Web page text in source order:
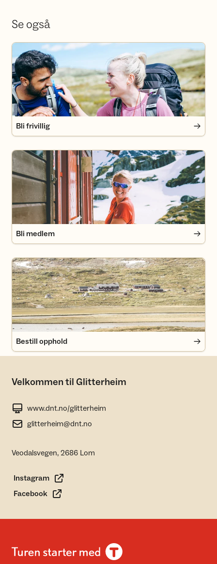
Se også
Bli frivillig
Bli frivillig
Bli medlem
Bli medlem
Bestill opphold
Bestill opphold
Velkommen til Glitterheim
www.dnt.no/glitterheim
glitterheim@dnt.no
Veodalsvegen, 2686 Lom
Instagram
Facebook